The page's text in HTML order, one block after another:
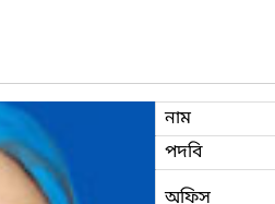
নাম
পদবি
অফিস